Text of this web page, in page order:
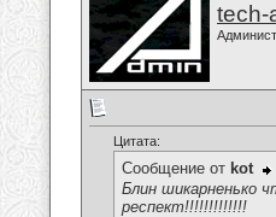
tech-
Цитата:
Сообщение от kot
Блин шикарненько
респект!!!!!!!!!!!!!